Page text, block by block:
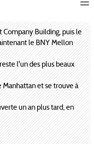
Building, puis le
le BNY Mellon
l'un des plus beaux
Manhattan et se trouve à
un an plus tard, en